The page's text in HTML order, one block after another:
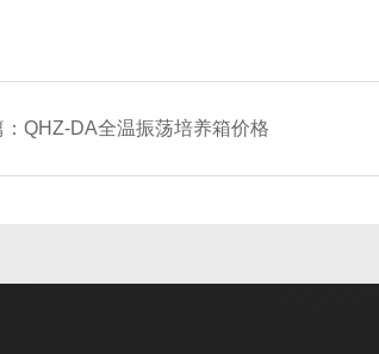
：QHZ-DA全温振荡培养箱价格